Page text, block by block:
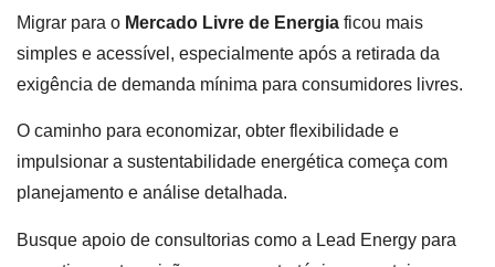
Migrar para o Mercado Livre de Energia ficou mais
simples e acessível, especialmente após a retirada da
exigência de demanda mínima para consumidores livres.
O caminho para economizar, obter flexibilidade e
impulsionar a sustentabilidade energética começa com
planejamento e análise detalhada.
Busque apoio de consultorias como a Lead Energy para